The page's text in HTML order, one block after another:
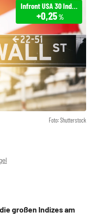
Foto: Shutterstock
Infront USA 30 Industrial
+0,25 %
großen Indizes am